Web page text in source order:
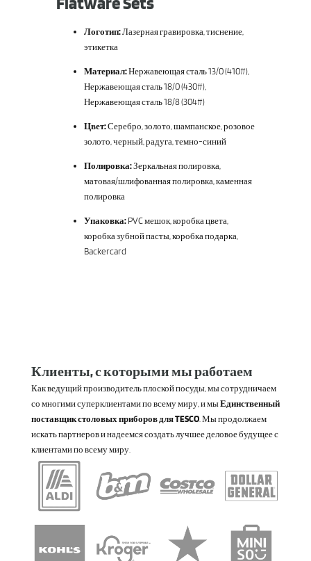
Логотип:Лазерная гравировка, тиснение,
этикетка
Материал:Нержавеющая сталь 13/0 (410#),
Нержавеющая сталь 18/0 (430#),
Нержавеющая сталь 18/8 (304#)
Цвет:Серебро, золото, шампанское, розовое
золото, черный, радуга, темно-синий
Полировка:Зеркальная полировка,
матовая/шлифованная полировка, каменная
полировка
Упаковка: PVC мешок, коробка цвета,
коробка зубной пасты, коробка подарка,
Backercard
Клиенты, с которыми мы работаем
Как ведущий производитель плоской посуды, мы сотрудничаем
со многими суперклиентами по всему миру, и мыЕдинственный
поставщик столовых приборов для TESCO. Мы продолжаем
искать партнеров и надеемся создать лучшее деловое будущее с
клиентами по всему миру.